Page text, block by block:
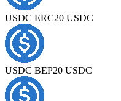
USDC ERC20 USDC
USDC BEP20 USDC